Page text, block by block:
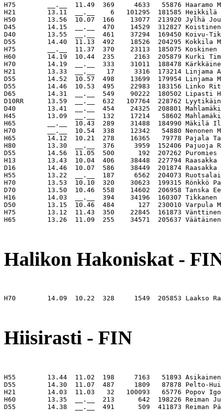
H75        __.__  11.49  369     4633   55876
H21        13.11  __.__    6   101295  181585
H50        13.56  10.07  166    13077  213920
D45        14.15  __.__  470    14529  312827
D40        13.55  __.__  461    37294  169450 Koivu-
D55        14.40  11.13  492    18526  204295
H75        __.__  11.37  370    23113  185075
H60        14.19  10.44  235     2163  205879
H70        14.19  __.__  333    31011  188478
H21        13.33  __.__   17     3316  173214
D55        14.52  10.57  498    13699  179954
D55        14.46  10.53  495    22983  183156
D65        14.31  __.__  549    90222  180502
D10RR      13.59  __.__  632   107764  228762
D40        13.41  __.__  454    24325  208801
H45        13.09  __.__  132    17214   58602
H65        __.__  10.43  289    31488  184990
H70        __.__  10.54  338    12342   54880
H65        14.12  10.21  278    16365   79778
H80        13.30  __.__  376     3959  152406
D55        14.56  11.05  500      192  207262
H13        13.43  10.04  406    38448  227794
D16        14.46  10.07  586    38449  201874
H55        13.22  __.__  187     6562  204073
H70        13.53  10.10  320    30623  199315
D70        13.50  10.46  558    14602  206958
H16        14.03  __.__  394    34196  160307
D50        13.15  10.46  484      127  230010
H75        13.12  11.43  350    22845  161873
H65        13.26  11.09  255    34571  205637
Halikon Hakoniskat -
H70        14.09  10.22  328     1549  205853
Hiisirasti - FIN
H55        13.44  11.02  198     7163   51893
D55        14.30  11.07  487     1809   87878 Pelto-
H21        14.03  11.03   32   100093   65776
H60        13.35  __.__  213      642  198226
D55        14.38  __.__  491      509  411873